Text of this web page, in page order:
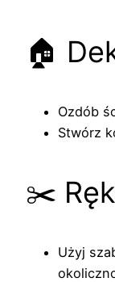
🏠
Ozdób
Stwórz
✂️
Użyj